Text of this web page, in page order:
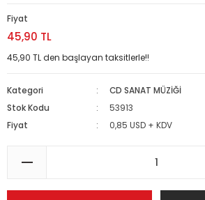
Fiyat
45,90 TL
45,90 TL den başlayan taksitlerle!!
Kategori
CD SANAT MÜZİĞİ
Stok Kodu
53913
Fiyat
0,85 USD + KDV